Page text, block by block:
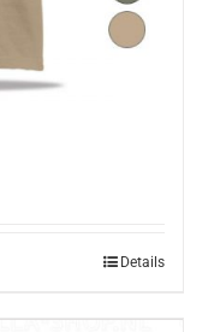
Details